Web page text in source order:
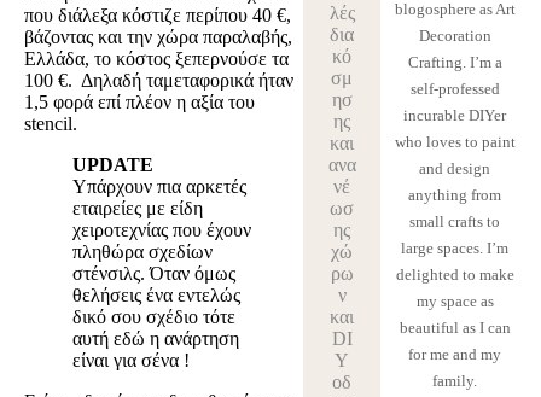
που διάλεξα κόστιζε περίπου 40 €,
βάζοντας και την χώρα παραλαβής,
Ελλάδα, το κόστος ξεπερνούσε τα
100 €. Δηλαδή ταμεταφορικά ήταν
1,5 φορά επί πλέον η αξία του
stencil.
UPDATE
Υπάρχουν πια αρκετές
εταιρείες με είδη
χειροτεχνίας που έχουν
πληθώρα σχεδίων
στένσιλς. Όταν όμως
θελήσεις ένα εντελώς
δικό σου σχέδιο τότε
αυτή εδώ η ανάρτηση
είναι για σένα !
λές
δια
κό
σμ
ησ
ης
και
ανα
νέ
ωσ
ης
χώ
ρω
ν
και
DI
Y
οδ
blogosphere as Art
Decoration
Crafting. I’m a
self-professed
incurable DIYer
who loves to paint
and design
anything from
small crafts to
large spaces. I’m
delighted to make
my space as
beautiful as I can
for me and my
family.